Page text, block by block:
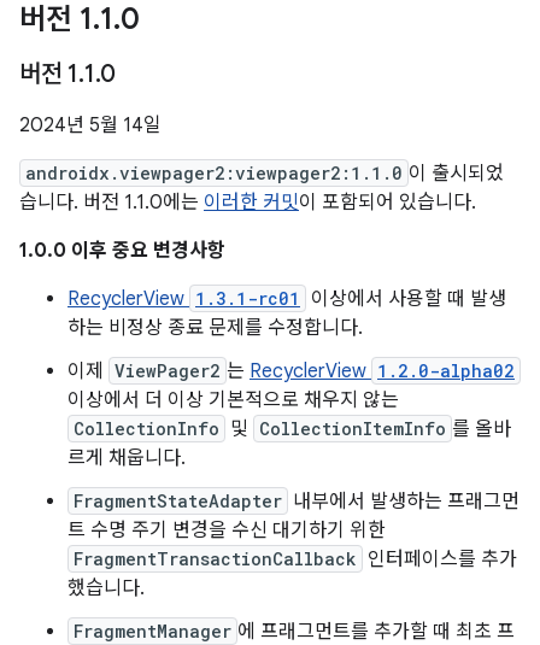
버전 1.1.0
버전 1.1.0
2024년 5월 14일
androidx.viewpager2:viewpager2:1.1.0 이 출시되었
습니다. 버전 1.1.0에는 이러한 커밋이 포함되어 있습니다.
1.0.0 이후 중요 변경사항
RecyclerView 1.3.1-rc01
이상에서 사용할 때 발생
하는 비정상 종료 문제를 수정합니다.
이제
ViewPager2 는 RecyclerView 1.2.0-alpha02
이상에서 더 이상 기본적으로 채우지 않는
CollectionInfo 및 CollectionItemInfo 를 올바
르게 채웁니다.
FragmentStateAdapter 내부에서 발생하는 프래그먼
트 수명 주기 변경을 수신 대기하기 위한
FragmentTransactionCallback 인터페이스를 추가
했습니다.
FragmentManager 에 프래그먼트를 추가할 때 최초 프